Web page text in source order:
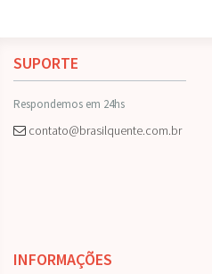
SUPORTE
Respondemos em 24hs
contato@brasilquente.com.br
INFORMAÇÕES